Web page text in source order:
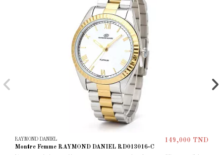
RAYMOND DANIEL
Montre Femme RAYMOND DANIEL RD013016-C
149,000 TND